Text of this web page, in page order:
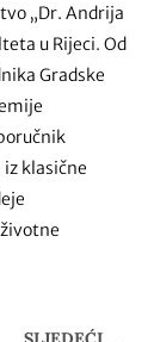
„Dr. Andrija
u Rijeci. Od
Gradske
klasične